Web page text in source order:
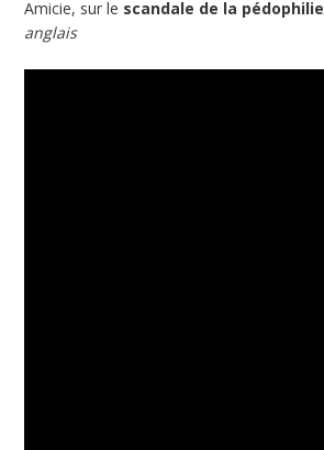
Amicie, sur le scandale de la pédophilie
anglais